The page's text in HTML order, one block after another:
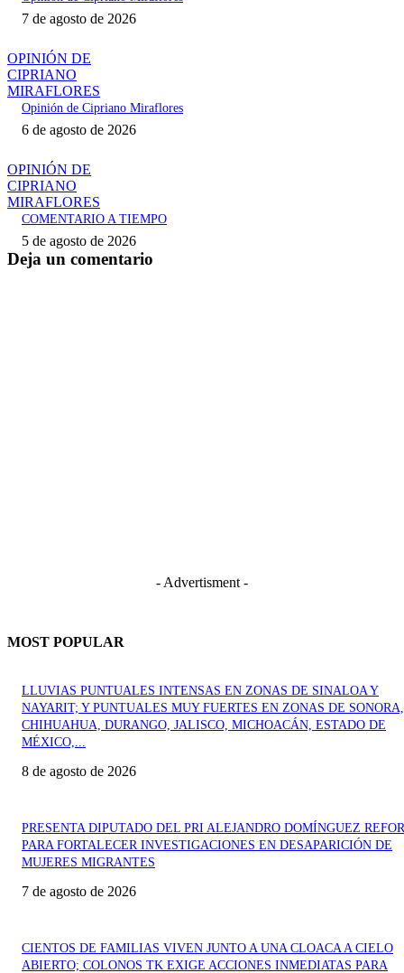
7 de agosto de 2026
OPINIÓN DE
CIPRIANO
MIRAFLORES
Opinión de Cipriano Miraflores
6 de agosto de 2026
OPINIÓN DE
CIPRIANO
MIRAFLORES
COMENTARIO A TIEMPO
5 de agosto de 2026
Deja un comentario
- Advertisment -
MOST POPULAR
LLUVIAS PUNTUALES INTENSAS EN ZONAS DE SINALOA Y
NAYARIT; Y PUNTUALES MUY FUERTES EN ZONAS DE SONORA,
CHIHUAHUA, DURANGO, JALISCO, MICHOACÁN, ESTADO DE
MÉXICO,...
8 de agosto de 2026
PRESENTA DIPUTADO DEL PRI ALEJANDRO DOMÍNGUEZ
PARA FORTALECER INVESTIGACIONES EN DESAPARICIÓN DE
MUJERES MIGRANTES
7 de agosto de 2026
CIENTOS DE FAMILIAS VIVEN JUNTO A UNA CLOACA A CIELO
ABIERTO; COLONOS TK EXIGE ACCIONES INMEDIATAS PARA